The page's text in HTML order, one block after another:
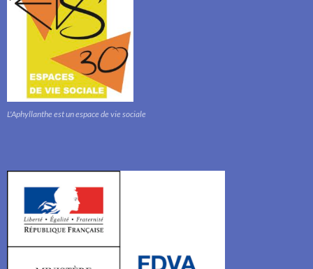
L'Aphyllanthe est un espace de vie sociale